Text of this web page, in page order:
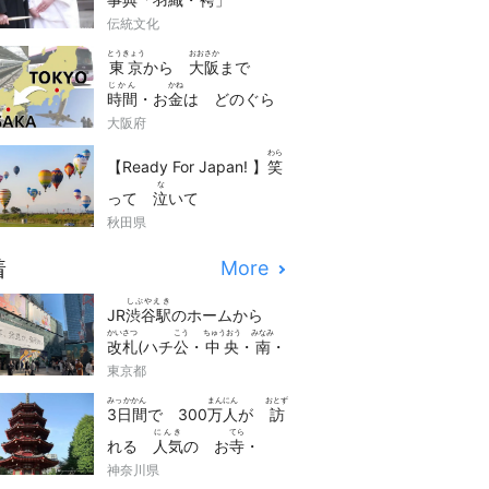
伝統文化
東京
とうきょう
から 大阪
おおさか
まで
時間
じかん
・お金
かね
は どのぐら
い かかる？
た！
大阪府
【Ready For Japan! 】 笑
わら
って 泣
な
いて
感動
かんどう
(impressed)でき
観光動画
秋田県
More
JR渋谷駅
しぶやえき
のホームから
改札
かいさつ
(ハチ公
こう
・ 中央
ちゅうおう
・ 南
みなみ
・
新南
しんみなみ
)への
東京都
3日間
みっかかん
で 300万人
まんにん
が 訪
おとず
れる 人気
にんき
の お寺
てら
・
神奈川
かながわ
「
神奈川県